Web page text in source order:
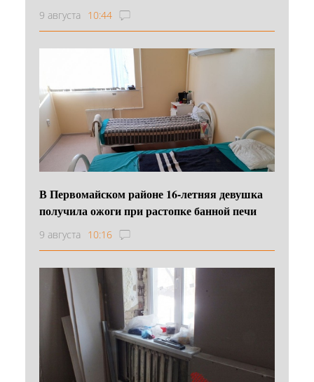
9 августа 10:44
В Первомайском районе 16‑летняя девушка
получила ожоги при растопке банной печи
9 августа 10:16